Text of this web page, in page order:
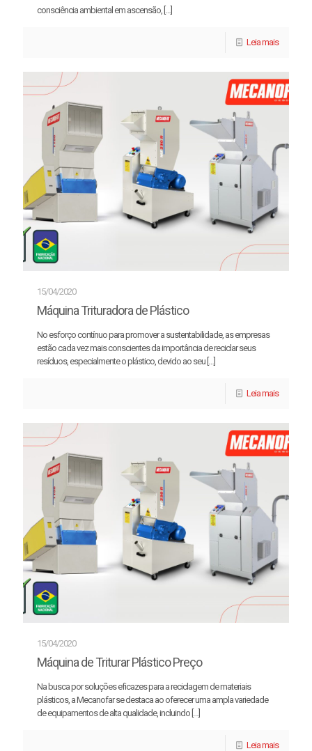
consciência ambiental em ascensão, […]
Leia mais
15/04/2020
Máquina Trituradora de Plástico
No esforço contínuo para promover a sustentabilidade, as empresas
estão cada vez mais conscientes da importância de reciclar seus
resíduos, especialmente o plástico, devido ao seu […]
Leia mais
15/04/2020
Máquina de Triturar Plástico Preço
Na busca por soluções eficazes para a reciclagem de materiais
plásticos, a Mecanofar se destaca ao oferecer uma ampla variedade
de equipamentos de alta qualidade, incluindo […]
Leia mais